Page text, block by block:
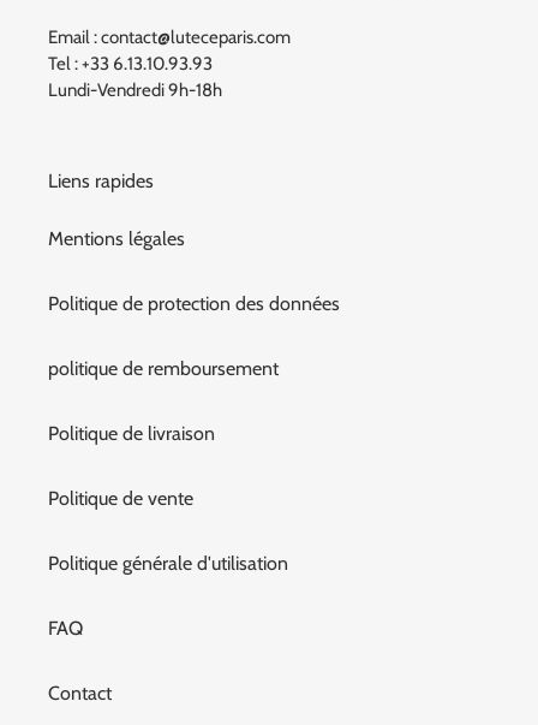
Email : contact@luteceparis.com
Tel : +33 6.13.10.93.93
Lundi-Vendredi 9h-18h
Liens rapides
Mentions légales
Politique de protection des données
politique de remboursement
Politique de livraison
Politique de vente
Politique générale d'utilisation
FAQ
Contact